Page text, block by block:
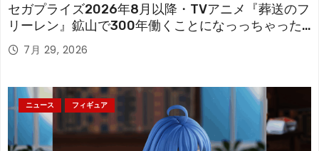
セガプライズ2026年8月以降・TVアニメ『葬送のフ
リーレン』鉱山で300年働くことになっっちゃった
「フリーレン」を立体化！
7月 29, 2026
ニュース フィギュア